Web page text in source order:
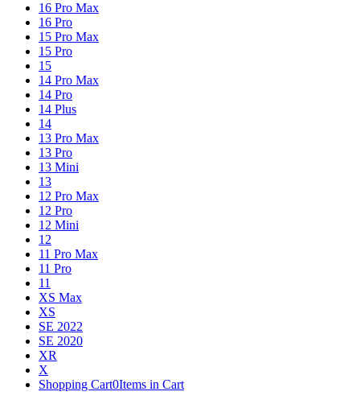
16 Pro Max
16 Pro
15 Pro Max
15 Pro
15
14 Pro Max
14 Pro
14 Plus
14
13 Pro Max
13 Pro
13 Mini
13
12 Pro Max
12 Pro
12 Mini
12
11 Pro Max
11 Pro
11
XS Max
XS
SE 2022
SE 2020
XR
X
Shopping Cart0Items in Cart